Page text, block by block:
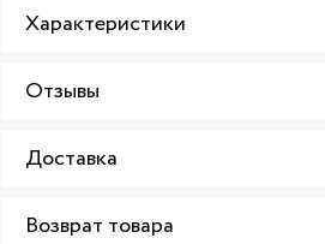
Характеристики
Отзывы
Доставка
Возврат товара